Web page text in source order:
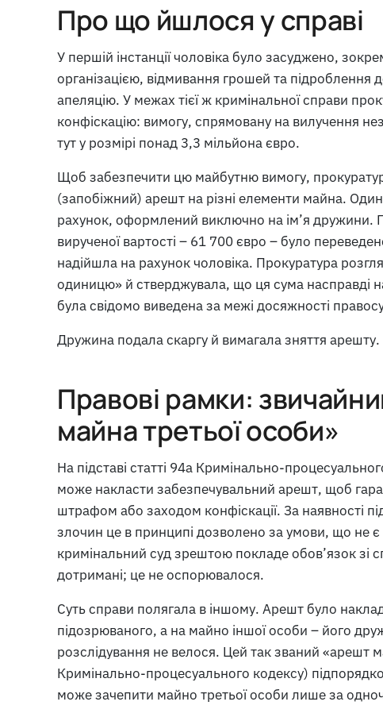
Про що йшлося у справі
У першій інстанції чоловіка було засуджено,
організацією, відмивання грошей та
апеляцію. У межах тієї ж кримінальної справи
конфіскацію: вимогу, спрямовану на вилучення
тут у розмірі понад 3,3 мільйона євро.
Щоб забезпечити цю майбутню вимогу,
(запобіжний) арешт на різні елементи майна. Один
рахунок, оформлений виключно на ім’я дружини.
вирученої вартості – 61 700 євро – було
надійшла на рахунок чоловіка. Прокуратура
одиницю» й стверджувала, що ця сума насправді
була свідомо виведена за межі досяжності
Дружина подала скаргу й вимагала зняття арешту.
Правові рамки:
майна третьої особи»
На підставі статті 94a Кримінально-
може накласти забезпечувальний арешт, щоб
штрафом або заходом конфіскації. За наявності
злочин це в принципі дозволено за умови, що не
кримінальний суд зрештою покладе обов’язок зі
дотримані; це не оспорювалося.
Суть справи полягала в іншому. Арешт було
підозрюваного, а на майно іншої особи – його
розслідування не велося. Цей так званий «арешт
Кримінально-процесуального кодексу)
може зачепити майно третьої особи лише за